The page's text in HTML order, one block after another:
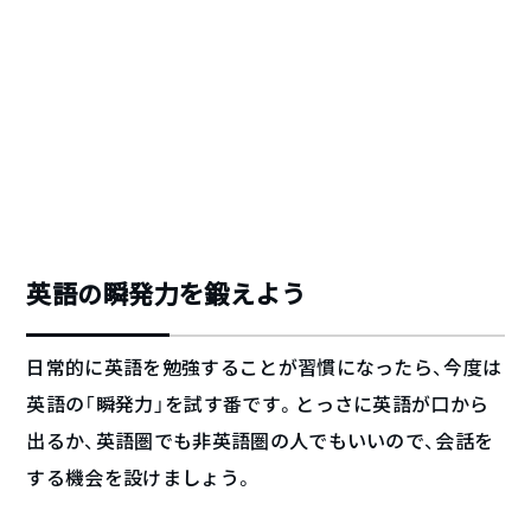
英語の瞬発力を鍛えよう
日常的に英語を勉強することが習慣になったら、今度は
英語の「瞬発力」を試す番です。とっさに英語が口から
出るか、英語圏でも非英語圏の人でもいいので、会話を
する機会を設けましょう。